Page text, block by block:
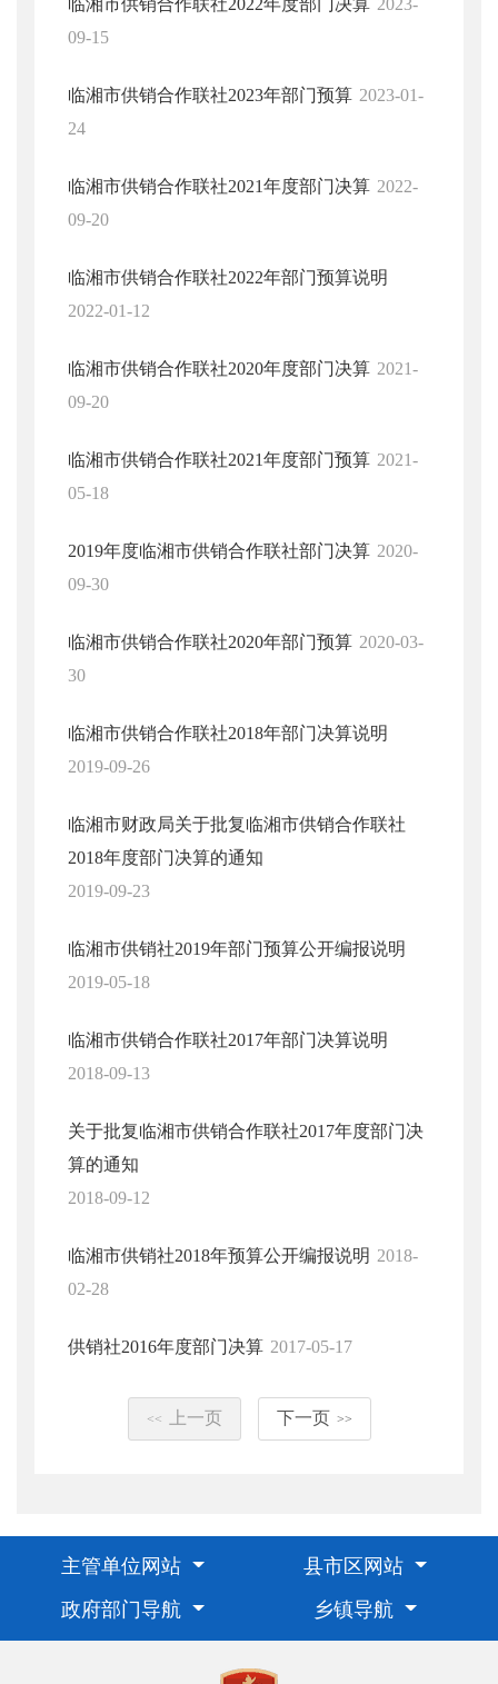
临湘市供销合作联社2022年度部门决算 2023-
09-15
临湘市供销合作联社2023年部门预算 2023-01-
24
临湘市供销合作联社2021年度部门决算 2022-
09-20
临湘市供销合作联社2022年部门预算说明
2022-01-12
临湘市供销合作联社2020年度部门决算 2021-
09-20
临湘市供销合作联社2021年度部门预算 2021-
05-18
2019年度临湘市供销合作联社部门决算 2020-
09-30
临湘市供销合作联社2020年部门预算 2020-03-
30
临湘市供销合作联社2018年部门决算说明
2019-09-26
临湘市财政局关于批复临湘市供销合作联社
2018年度部门决算的通知
2019-09-23
临湘市供销社2019年部门预算公开编报说明
2019-05-18
临湘市供销合作联社2017年部门决算说明
2018-09-13
关于批复临湘市供销合作联社2017年度部门决
算的通知
2018-09-12
临湘市供销社2018年预算公开编报说明 2018-
02-28
供销社2016年度部门决算 2017-05-17
<< 上一页 下一页 >>
主管单位网站
县市区网站
政府部门导航
乡镇导航